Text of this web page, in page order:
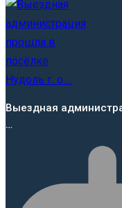
Выездная
…